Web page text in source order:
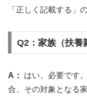
「正しく記載する」
Q2：家族（扶養
A：
はい、必要です
合、その対象となる